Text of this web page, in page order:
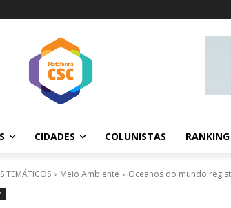
CIDADES COLUNISTAS
TEMÁTICOS Meio Ambiente Oceanos do mundo